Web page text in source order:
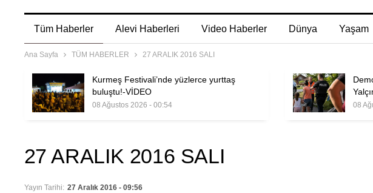
Tüm Haberler Alevi Haberleri Video Haberler Dünya Yaşam
Ana Sayfa TÜM HABERLER 27 ARALIK 2016 SALI
Kurmeş Festivali’nde yüzlerce yurttaş
buluştu!-VİDEO
08 Ağustos 2026 - 00:54 08
27 ARALIK 2016 SALI
Yayın Tarihi: 27 Aralık 2016 - 09:56